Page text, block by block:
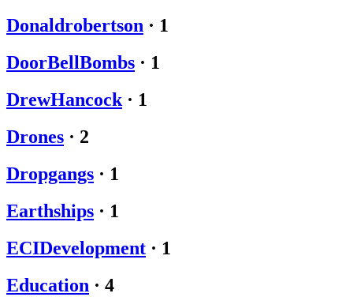
Donaldrobertson · 1
DoorBellBombs · 1
DrewHancock · 1
Drones · 2
Dropgangs · 1
Earthships · 1
ECIDevelopment · 1
Education · 4